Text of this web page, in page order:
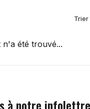
été trouvé...
à notre infolettre